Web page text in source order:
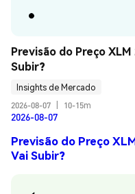
Previsão do Preço
Subir?
Insights de Mercado
2026-08-07
10-15m
2026-08-07
Previsão do Preço
Vai Subir?